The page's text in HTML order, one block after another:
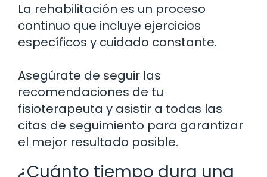
La rehabilitación es un proceso
continuo que incluye ejercicios
específicos y cuidado constante.
Asegúrate de seguir las
recomendaciones de tu
fisioterapeuta y asistir a todas las
citas de seguimiento para garantizar
el mejor resultado posible.
¿Cuánto tiempo dura una